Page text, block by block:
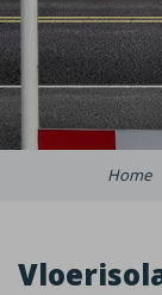
Home